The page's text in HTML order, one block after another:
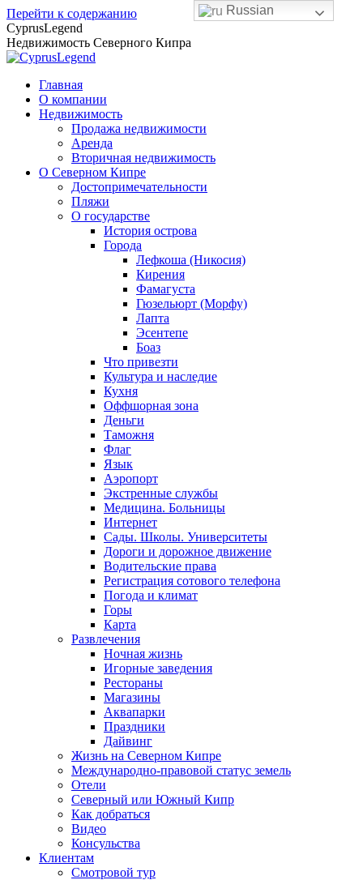
Перейти к содержанию
CyprusLegend
Недвижимость Северного Кипра
Главная
О компании
Недвижимость
Продажа недвижимости
Аренда
Вторичная недвижимость
О Северном Кипре
Достопримечательности
Пляжи
О государстве
История острова
Города
Лефкоша (Никосия)
Кирения
Фамагуста
Гюзельюрт (Морфу)
Лапта
Эсентепе
Боаз
Что привезти
Культура и наследие
Кухня
Оффшорная зона
Деньги
Таможня
Флаг
Язык
Аэропорт
Экстренные службы
Медицина. Больницы
Интернет
Сады. Школы. Университеты
Дороги и дорожное движение
Водительские права
Регистрация сотового телефона
Погода и климат
Горы
Карта
Развлечения
Ночная жизнь
Игорные заведения
Рестораны
Магазины
Аквапарки
Праздники
Дайвинг
Жизнь на Северном Кипре
Международно-правовой статус земель
Отели
Северный или Южный Кипр
Как добраться
Видео
Консульства
Клиентам
Смотровой тур
Russian